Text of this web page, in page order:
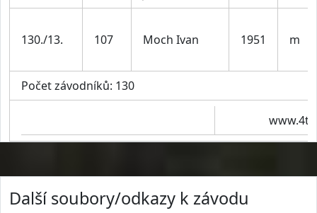
130./13. 107 Moch Ivan 1951 m
Počet závodníků: 130
Další soubory/odkazy k závodu